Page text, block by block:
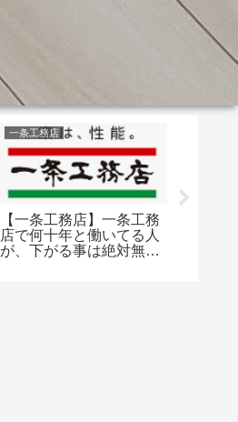
一条工務店
【一条工務店】一条工務
店で何十年と働いてる人
が、下がる事は絶対無い